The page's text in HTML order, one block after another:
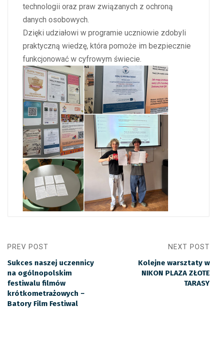
technologii oraz praw związanych z ochroną
danych osobowych.
Dzięki udziałowi w programie uczniowie zdobyli
praktyczną wiedzę, która pomoże im bezpiecznie
funkcjonować w cyfrowym świecie.
PREV POST
Sukces naszej uczennicy
na ogólnopolskim
festiwalu filmów
krótkometrażowych –
Batory Film Festiwal
NEXT POST
Kolejne warsztaty w
NIKON PLAZA ZŁOTE
TARASY